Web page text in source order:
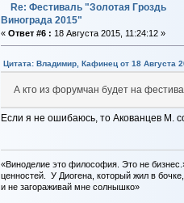
Re: Фестиваль "Золотая Гроздь
Винограда 2015"
« Ответ #6 : 18 Августа 2015, 11:24:12 »
Цитата: Владимир, Кафинец от 18 Августа
А кто из форумчан будет на
Если я не ошибаюсь, то Акованцев М.
«Виноделие это философия. Это не
ценностей. У Диогена, который жил в
и не загораживай мне солнышко»